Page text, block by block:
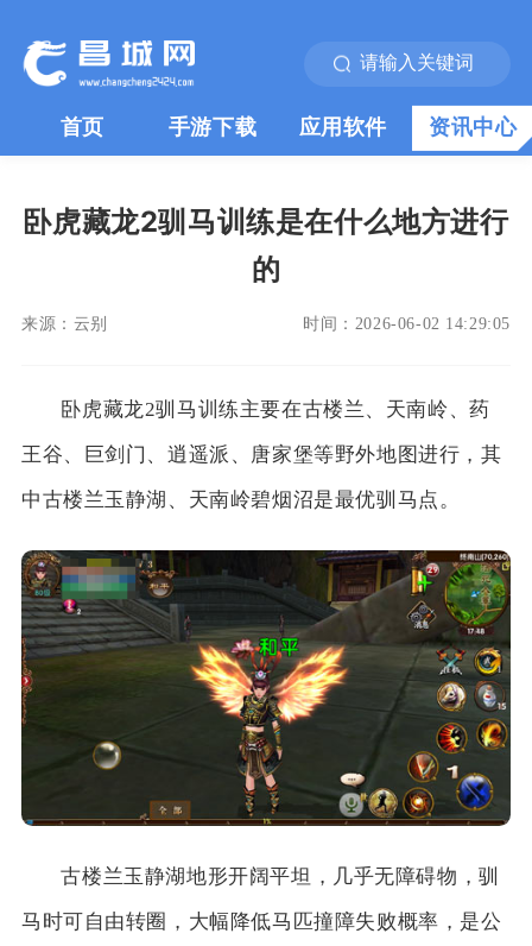
首页 手游下载 应用软件 资讯中心
卧虎藏龙2驯马训练是在什么地方进行
的
来源： 云别 时间： 2026-06-02 14:29:05
卧虎藏龙2驯马训练主要在古楼兰、天南岭、药
王谷、巨剑门、逍遥派、唐家堡等野外地图进行，其
中古楼兰玉静湖、天南岭碧烟沼是最优驯马点。
古楼兰玉静湖地形开阔平坦，几乎无障碍物，驯
马时可自由转圈，大幅降低马匹撞障失败概率，是公